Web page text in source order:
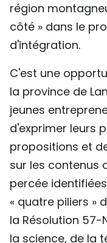
région
côté » dans le
d'intégration.
C'est une
la province de
jeunes
d'exprimer leurs
propositions et
sur les contenus
percée
« quatre piliers »
la Résolution
la science, de la